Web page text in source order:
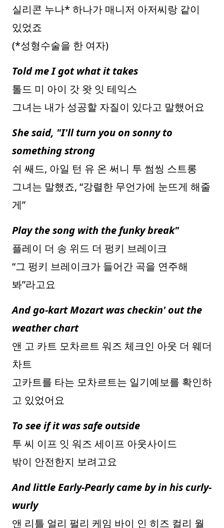
실리콘 누나* 하나가 매니저 아저씨랑 같이
있었죠
(*성형수술을 한 여자)
Told me I got what it takes
톨드 미 아이 갓 왓 잇 테익스
그녀는 내가 성공할 자질이 있다고 말했어요
She said, "I'll turn you on sonny to
something strong
쉬 쌔드, 아일 턴 유 온 써니 투 썸씽 스트롱
그녀는 말했죠, “강렬한 무언가에 눈뜨게 해줄
게”
Play the song with the funky break"
플레이 더 송 위드 더 펑키 브레이크
“그 펑키 브레이크가 들어간 곡을 연주해
봐”라고요
And go-kart Mozart was checkin' out the
weather chart
앤 고 카트 모차르트 워즈 체크인 아웃 더 웨더
차트
고카트를 타는 모차르트는 일기예보를 확인하
고 있었어요
To see if it was safe outside
투 씨 이프 잇 워즈 세이프 아웃사이드
밖이 안전한지 보려고요
And little Early-Pearly came by in his curly-
wurly
앤 리틀 얼리 펄리 케임 바이 인 히즈 컬리 월